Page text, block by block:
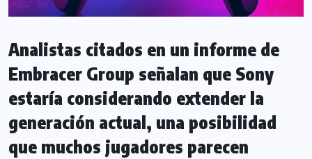
Analistas citados en un informe de
Embracer Group señalan que Sony
estaría considerando extender la
generación actual, una posibilidad
que muchos jugadores parecen